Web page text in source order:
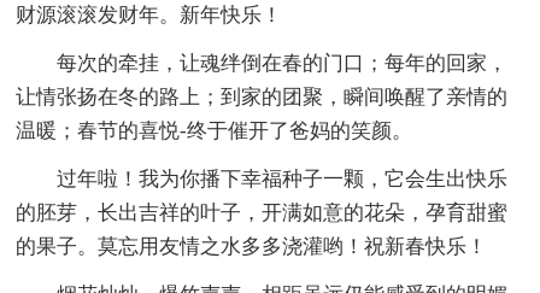
财源滚滚发财年。新年快乐！
每次的牵挂，让魂绊倒在春的门口；每年的回家，
让情张扬在冬的路上；到家的团聚，瞬间唤醒了亲情的
温暖；春节的喜悦-终于催开了爸妈的笑颜。
过年啦！我为你播下幸福种子一颗，它会生出快乐
的胚芽，长出吉祥的叶子，开满如意的花朵，孕育甜蜜
的果子。莫忘用友情之水多多浇灌哟！祝新春快乐！